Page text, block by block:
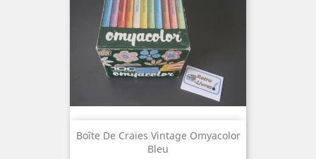
Boîte De Craies Vintage Omyacolor
Bleu